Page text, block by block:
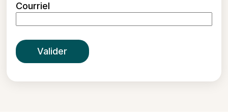
Courriel
Valider